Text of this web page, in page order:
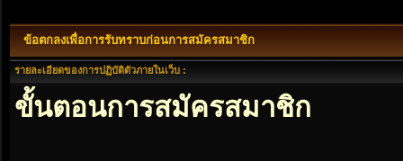
ข้อตกลงเพื่อการรับทราบก่อนการสมัครสมาชิก
รายละเอียดของการปฏิบัติตัวภายในเว็บ :
ขั้นตอนการสมัครสมาชิก